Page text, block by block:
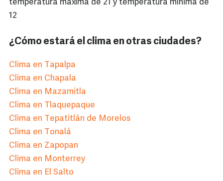
temperatura máxima de 21 y temperatura mínima de
12
¿Cómo estará el clima en otras ciudades?
Clima en Tapalpa
Clima en Chapala
Clima en Mazamitla
Clima en Tlaquepaque
Clima en Tepatitlán de Morelos
Clima en Tonalá
Clima en Zapopan
Clima en Monterrey
Clima en El Salto